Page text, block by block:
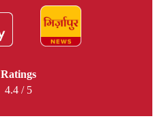
Ratings
4.4 / 5